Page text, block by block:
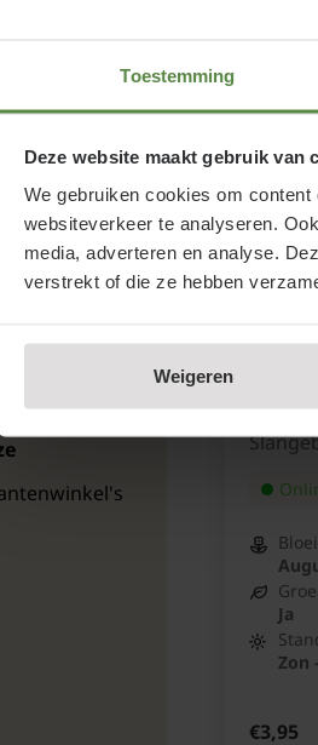
Toestemming
Deze website maakt gebruik van
We gebruiken cookies om
websiteverkeer te analyseren.
media, adverteren en analyse.
verstrekt of die ze hebben
Weigeren
'Niger'
Ja
Zon
€3,95